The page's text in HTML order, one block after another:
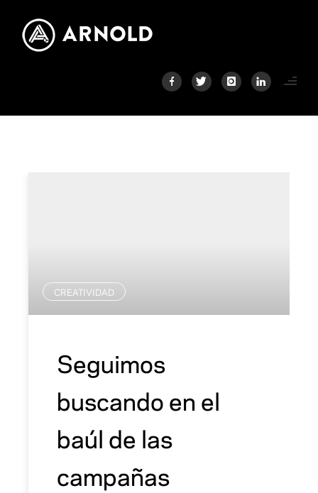
CREATIVIDAD
Seguimos
buscando en el
baúl de las
campañas